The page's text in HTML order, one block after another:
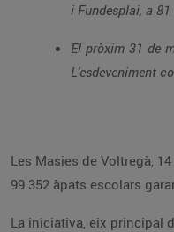
i Fundesplai, a
El pròxim 31 de
L’esdeveniment
Les Masies de Voltregà,
99.352 àpats escolars
La iniciativa, eix principal